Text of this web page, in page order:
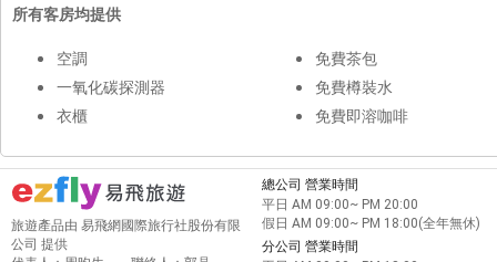
所有客房均提供
空調
一氧化碳探測器
衣櫃
免費茶包
免費樽裝水
免費即溶咖啡